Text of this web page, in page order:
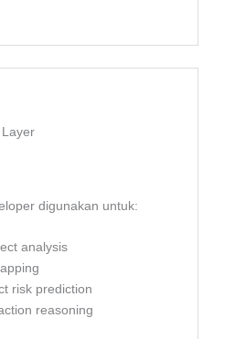
digunakan untuk:
analysis
risk prediction
reasoning